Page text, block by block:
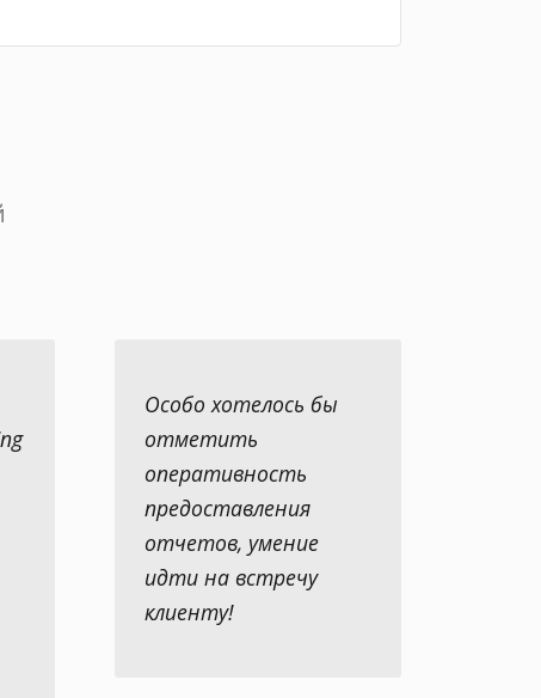
Особо хотелось бы
отметить
оперативность
предоставления
отчетов, умение
идти на встречу
клиенту!